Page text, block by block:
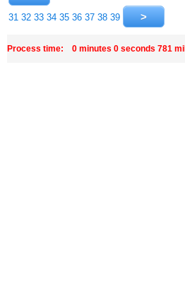
31 32 33 34 35 36 37 38 39
Process time: 0 minutes 0 seconds 781